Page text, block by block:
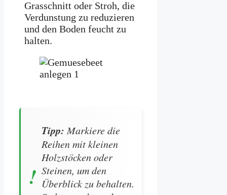
Grasschnitt oder Stroh, die
Verdunstung zu reduzieren
und den Boden feucht zu
halten.
Tipp: Markiere die
Reihen mit kleinen
Holzstöcken oder
Steinen, um den
Überblick zu behalten.